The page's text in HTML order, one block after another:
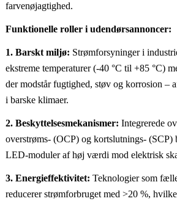
farvenøjagtighed.
Funktionelle roller i udendørsannoncer:
1. Barskt miljø: Strømforsyninger i
ekstreme temperaturer (-40 °C til +85 °C)
der modstår fugtighed, støv og korrosion –
i barske klimaer.
2. Beskyttelsesmekanismer: Integrerede
overstrøms- (OCP) og kortslutnings- (SCP)
LED-moduler af høj værdi mod elektrisk
3. Energieffektivitet: Teknologier som
reducerer strømforbruget med >20 %,